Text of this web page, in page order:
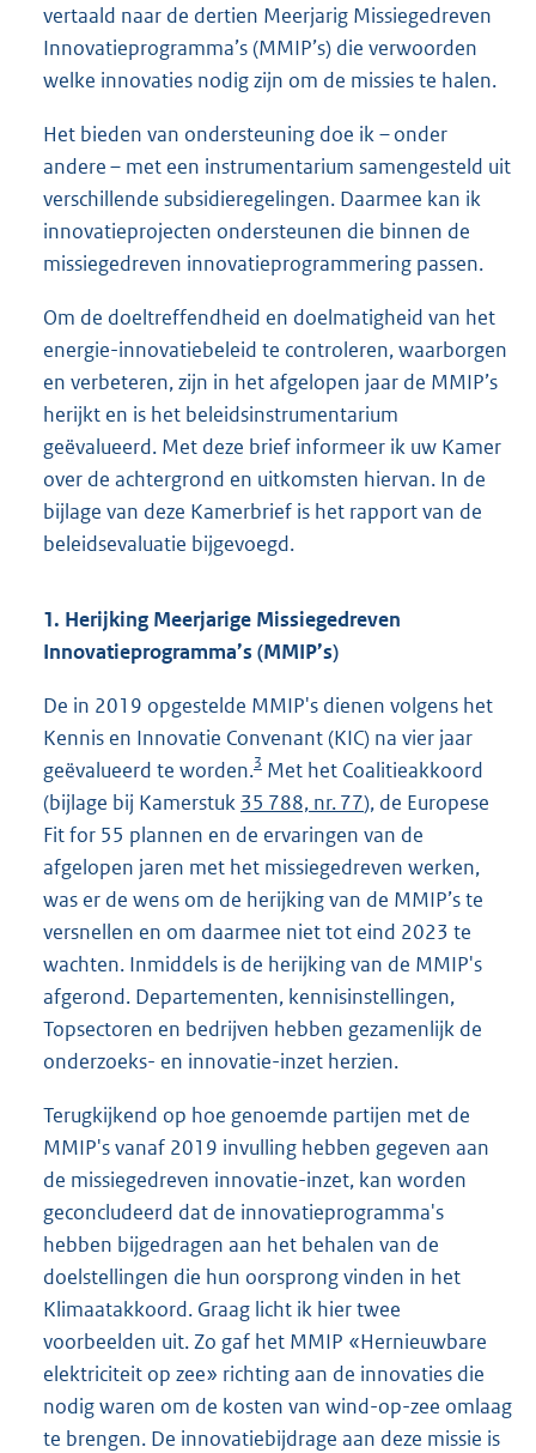
vertaald naar de dertien Meerjarig Missiegedreven
Innovatieprogramma’s (MMIP’s) die verwoorden
welke innovaties nodig zijn om de missies te halen.
Het bieden van ondersteuning doe ik – onder
andere – met een instrumentarium samengesteld uit
verschillende subsidieregelingen. Daarmee kan ik
innovatieprojecten ondersteunen die binnen de
missiegedreven innovatieprogrammering passen.
Om de doeltreffendheid en doelmatigheid van het
energie-innovatiebeleid te controleren, waarborgen
en verbeteren, zijn in het afgelopen jaar de MMIP’s
herijkt en is het beleidsinstrumentarium
geëvalueerd. Met deze brief informeer ik uw Kamer
over de achtergrond en uitkomsten hiervan. In de
bijlage van deze Kamerbrief is het rapport van de
beleidsevaluatie bijgevoegd.
1. Herijking Meerjarige Missiegedreven
Innovatieprogramma’s (MMIP’s)
De in 2019 opgestelde MMIP's dienen volgens het
Kennis en Innovatie Convenant (KIC) na vier jaar
geëvalueerd te worden.3 Met het Coalitieakkoord
(bijlage bij Kamerstuk 35 788, nr. 77), de Europese
Fit for 55 plannen en de ervaringen van de
afgelopen jaren met het missiegedreven werken,
was er de wens om de herijking van de MMIP’s te
versnellen en om daarmee niet tot eind 2023 te
wachten. Inmiddels is de herijking van de MMIP's
afgerond. Departementen, kennisinstellingen,
Topsectoren en bedrijven hebben gezamenlijk de
onderzoeks- en innovatie-inzet herzien.
Terugkijkend op hoe genoemde partijen met de
MMIP's vanaf 2019 invulling hebben gegeven aan
de missiegedreven innovatie-inzet, kan worden
geconcludeerd dat de innovatieprogramma's
hebben bijgedragen aan het behalen van de
doelstellingen die hun oorsprong vinden in het
Klimaatakkoord. Graag licht ik hier twee
voorbeelden uit. Zo gaf het MMIP «Hernieuwbare
elektriciteit op zee» richting aan de innovaties die
nodig waren om de kosten van wind-op-zee omlaag
te brengen. De innovatiebijdrage aan deze missie is